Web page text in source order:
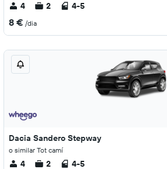
4 2 4-5
8 € /dia
Dacia Sandero Stepway
o similar Tot camí
4 2 4-5